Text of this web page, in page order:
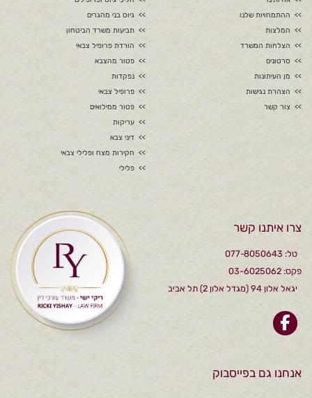
ההתמחויות שלנו
המלצות
הצלחות המשרד
סרטונים
מן העיתונות
הצהרת נגישות
צור קשר
גיוס בני מהגרים
תביעות משרד הביטחון
הורדת פרופיל צבאי
פטור מהצבא
נפקדות
פרופיל צבאי
פטור ממילואים
עריקות
דיני צבא
חקירות מצח ופלילי צבאי
פלילי
צרו איתנו קשר
טל: 077-8050643
פקס: 03-6025062
יגאל אלון 94 (מגדל אלון 2) תל אביב
אנחנו גם בפייסבוק